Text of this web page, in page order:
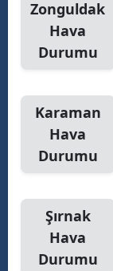
Zonguldak
Hava
Durumu
Karaman
Hava
Durumu
Şırnak
Hava
Durumu